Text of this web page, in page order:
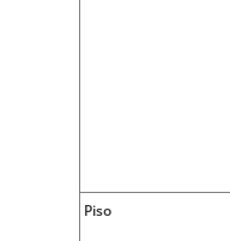
Piso